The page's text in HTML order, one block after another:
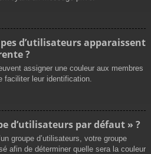
d’utilisateurs apparaissent
?
assigner une couleur aux membres
faciliter leur identification.
d’utilisateurs par défaut » ?
groupe d’utilisateurs, votre groupe
afin de déterminer quelle sera la couleur